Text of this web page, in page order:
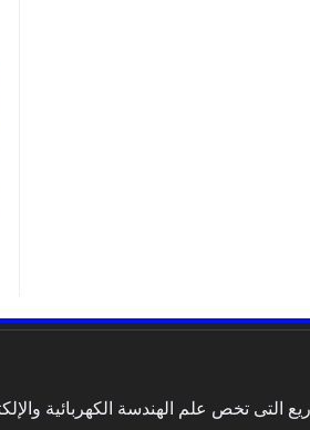
تخص علم الهندسة الكهربائية